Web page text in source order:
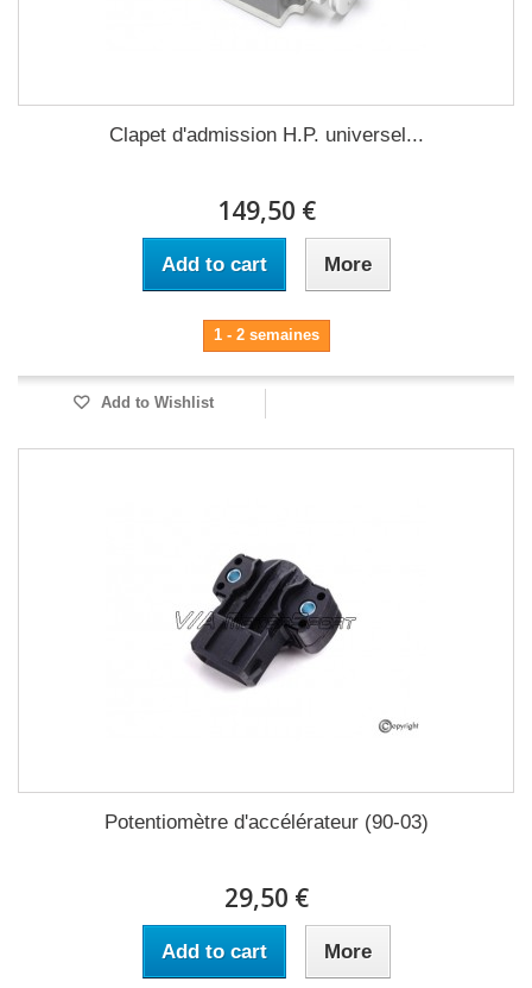
Clapet d'admission H.P. universel...
149,50 €
Add to cart More
1 - 2 semaines
Add to Wishlist
Potentiomètre d'accélérateur (90-03)
29,50 €
Add to cart More